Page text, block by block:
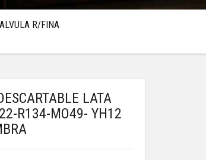
R/FINA
LATA
R134-MO49- YH12